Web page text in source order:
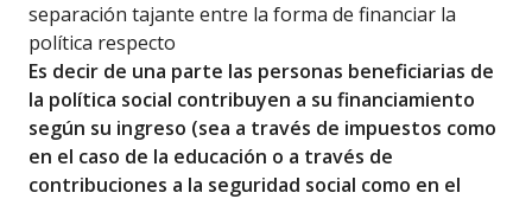
separación tajante entre la forma de financiar la
política respecto
Es decir de una parte las personas beneficiarias de
la política social contribuyen a su financiamiento
según su ingreso (sea a través de impuestos como
en el caso de la educación o a través de
contribuciones a la seguridad social como en el